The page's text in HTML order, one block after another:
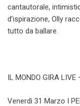
cantautorale,
d’ispirazione, Olly
tutto da ballare.
IL MONDO GIRA LIVE
Venerdì 31 Marzo I